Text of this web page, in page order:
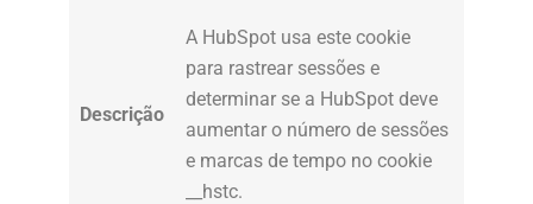
Descrição
A HubSpot usa este cookie
para rastrear sessões e
determinar se a HubSpot deve
aumentar o número de sessões
e marcas de tempo no cookie
__hstc.